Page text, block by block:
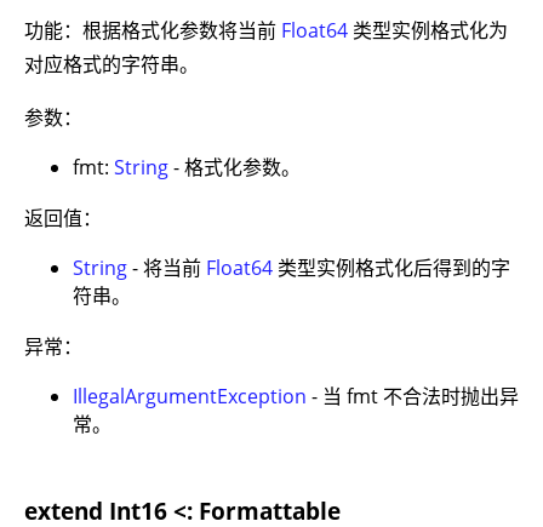
功能：根据格式化参数将当前 Float64 类型实例格式化为
对应格式的字符串。
参数：
fmt: String- 格式化参数。
返回值：
String- 将当前 Float64 类型实例格式化后得到的字
符串。
异常：
IllegalArgumentException - 当 fmt 不合法时抛出异
常。
extend Int16 <: Formattable